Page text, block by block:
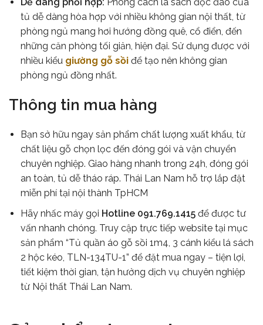
tủ dễ dàng hòa hợp với nhiều không gian nội thất, từ
phòng ngủ mang hơi hướng đồng quê, cổ điển, đến
những căn phòng tối giản, hiện đại. Sử dụng được với
nhiều kiểu giường gỗ sồi để tạo nên không gian
phòng ngủ đồng nhất.
Thông tin mua hàng
Bạn sở hữu ngay sản phẩm chất lượng xuất khẩu, từ
chất liệu gỗ chọn lọc đến đóng gói và vận chuyển
chuyên nghiệp. Giao hàng nhanh trong 24h, đóng gói
an toàn, tủ dễ tháo ráp. Thái Lan Nam hỗ trợ lắp đặt
miễn phí tại nội thành TpHCM
Hãy nhấc máy gọi Hotline 091.769.1415 để được tư
vấn nhanh chóng. Truy cập trực tiếp website tại mục
sản phẩm “Tủ quần áo gỗ sồi 1m4, 3 cánh kiểu lá sách
2 hộc kéo, TLN-134TU-1” để đặt mua ngay – tiện lợi,
tiết kiệm thời gian, tận hưởng dịch vụ chuyên nghiệp
từ Nội thất Thái Lan Nam.